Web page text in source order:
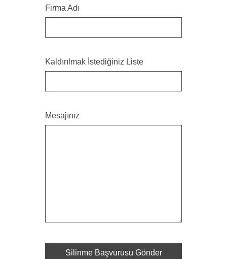
Firma Adı
Kaldırılmak İstediğiniz Liste
Mesajınız